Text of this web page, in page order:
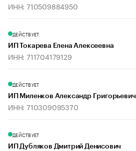
ИНН: 710509884950
ДЕЙСТВУЕТ
ИП Токарева Елена Алексеевна
ИНН: 711704179129
ДЕЙСТВУЕТ
ИП Миленков Александр Григорьевич
ИНН: 710309095370
ДЕЙСТВУЕТ
ИП Дубляков Дмитрий Денисович